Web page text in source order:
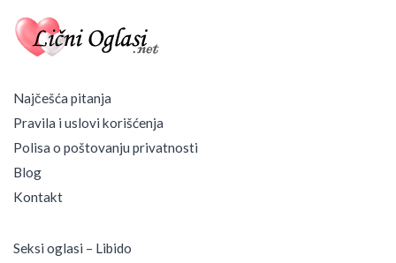
Najčešća pitanja
Pravila i uslovi korišćenja
Polisa o poštovanju privatnosti
Blog
Kontakt
Seksi oglasi – Libido